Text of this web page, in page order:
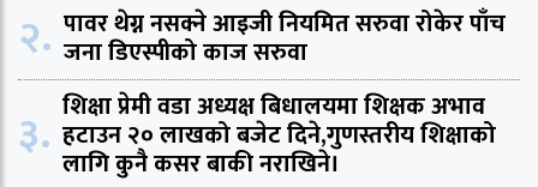
२. पावर थेग्न नसक्ने आइजी नियमित सरुवा रोकेर पाँच
जना डिएस्पीको काज सरुवा
३. शिक्षा प्रेमी वडा अध्यक्ष बिधालयमा शिक्षक अभाव
हटाउन २० लाखको बजेट दिने,गुणस्तरीय शिक्षाको
लागि कुनै कसर बाकी नराखिने।